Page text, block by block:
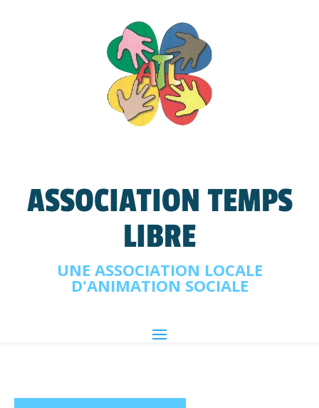
ASSOCIATION TEMPS
LIBRE
UNE ASSOCIATION LOCALE
D'ANIMATION SOCIALE